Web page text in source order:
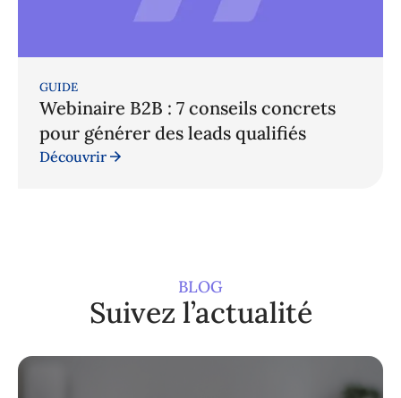
GUIDE
Webinaire B2B : 7 conseils concrets
pour générer des leads qualifiés
Découvrir
BLOG
Suivez l’actualité